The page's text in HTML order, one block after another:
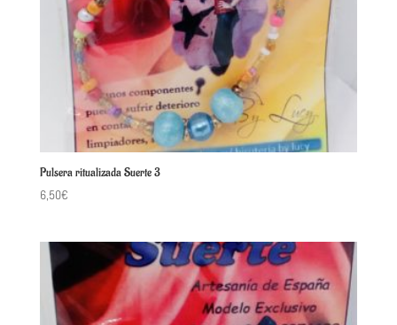
Pulsera ritualizada Suerte 3
6,50€